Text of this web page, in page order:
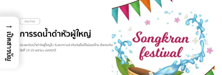
→
เปิดสารบัญ